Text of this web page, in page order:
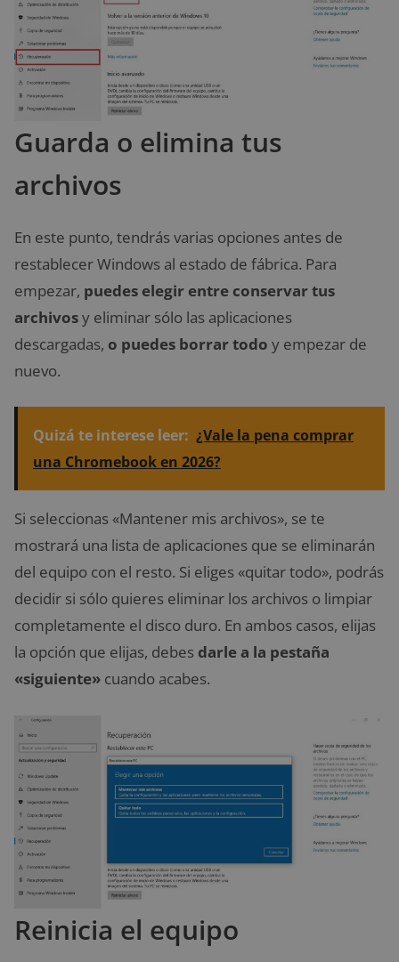
Guarda o elimina tus
archivos
En este punto, tendrás varias opciones antes de
restablecer Windows al estado de fábrica. Para
empezar, puedes elegir entre conservar tus
archivosy eliminar sólo las aplicaciones
descargadas, o puedes borrar todo y empezar de
nuevo.
Quizá te interese leer: ¿Vale la pena comprar
una Chromebook en 2026?
Si seleccionas «Mantener mis archivos», se te
mostrará una lista de aplicaciones que se eliminarán
del equipo con el resto. Si eliges «quitar todo», podrás
decidir si sólo quieres eliminar los archivos o limpiar
completamente el disco duro. En ambos casos, elijas
la opción que elijas, debes darle a la pestaña
«siguiente» cuando acabes.
Reinicia el equipo